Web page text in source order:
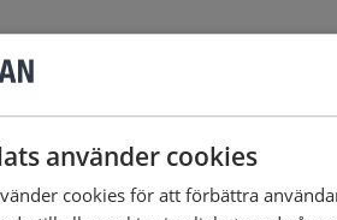
biokompatibla applikationer.
för alla maskiner
använder cookies
cookies för att förbättra